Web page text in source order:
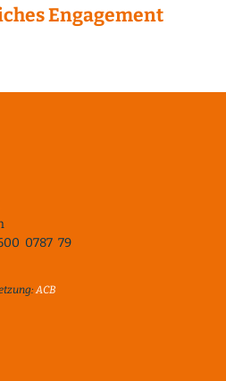
Engagement
0787 79
ACB